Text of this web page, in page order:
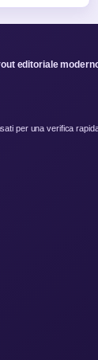
editoriale
per una verifica